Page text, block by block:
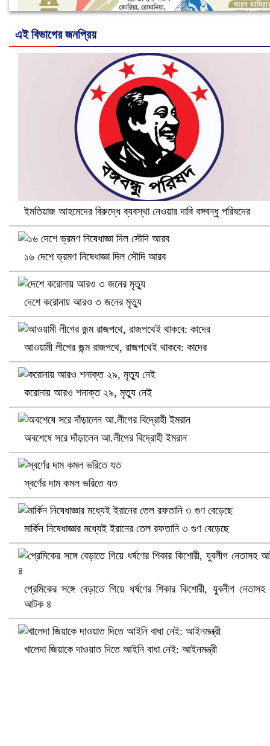
নানা সংকটে রিক্রুটিং এজেন্সি, হুমকির মুখে শ্রম রপ্তানি
খুলনায় বিএনপি অফিসে গুলি-বোমা হামলা, নিহত ১
প্রোটিয়াদের হারিয়ে বিশ্বকাপের শিরোপা ঘরে তুলল ভারত
সৌদিতে ব্যাপক ধরপাকড়, এক সপ্তাহেই ২১ হাজারের বেশি গ্রেপ্তার
এই বিভাগের জনপ্রিয়
ইমতিয়াজ আহমেদের বিরুদ্ধে ব্যবস্থা নেওয়ার দাবি বঙ্গবন্ধু পরিষদের
১৬ দেশে ভ্রমণ নিষেধাজ্ঞা দিল সৌদি আরব
দেশে করোনায় আরও ৩ জনের মৃত্যু
আওয়ামী লীগের জন্ম রাজপথে, রাজপথেই থাকবে: কাদের
করোনায় আরও শনাক্ত ২৯, মৃত্যু নেই
অবশেষে সরে দাঁড়ালেন আ.লীগের বিদ্রোহী ইমরান
স্বর্ণের দাম কমল ভরিতে যত
মার্কিন নিষেধাজ্ঞার মধ্যেই ইরানের তেল রফতানি ৩ গুণ বেড়েছে
প্রেমিকের সঙ্গে বেড়াতে গিয়ে ধর্ষণের শিকার কিশোরী, যুবলীগ নেতাসহ
আটক ৪
খালেদা জিয়াকে দাওয়াত দিতে আইনি বাধা নেই: আইনমন্ত্রী